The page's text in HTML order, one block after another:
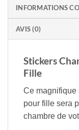
INFORMATIONS
AVIS (0)
Stickers
Fille
Ce magnifique
pour fille sera
chambre de